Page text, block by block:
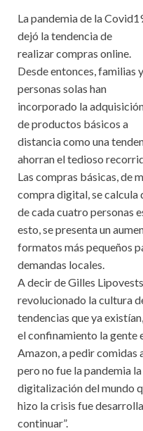
k
p
La pandemia de la
dejó la tendencia de
realizar compras online.
Desde entonces, familias y
personas solas han
incorporado la
de productos básicos a
distancia como una
ahorran el tedioso
Las compras básicas, de
compra digital, se calcula
de cada cuatro personas
esto, se presenta un
formatos más pequeños
demandas locales.
A decir de Gilles
revolucionado la cultura
tendencias que ya
el confinamiento la gente
Amazon, a pedir comidas
pero no fue la pandemia
digitalización del mundo
hizo la crisis fue
continuar”.